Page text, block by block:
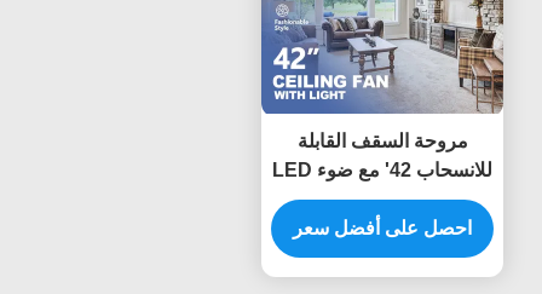
مروحة السقف القابلة
للانسحاب 42' مع ضوء LED
قابل للتخفيف Amd محرك
DC
احصل على أفضل سعر